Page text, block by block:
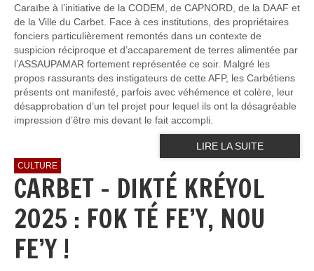
Caraïbe à l’initiative de la CODEM, de CAPNORD, de la DAAF et
de la Ville du Carbet. Face à ces institutions, des propriétaires
fonciers particulièrement remontés dans un contexte de
suspicion réciproque et d’accaparement de terres alimentée par
l’ASSAUPAMAR fortement représentée ce soir. Malgré les
propos rassurants des instigateurs de cette AFP, les Carbétiens
présents ont manifesté, parfois avec véhémence et colère, leur
désapprobation d’un tel projet pour lequel ils ont la désagréable
impression d’être mis devant le fait accompli.
LIRE LA SUITE
CULTURE
CARBET – DIKTÉ KRÉYOL
2025 : FOK TÉ FE’Y, NOU
FE’Y !